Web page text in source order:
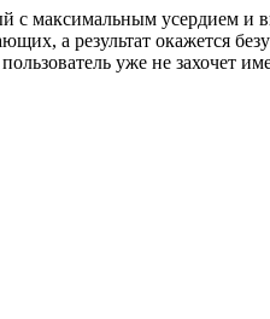
максимальным усердием и
а результат окажется
уже не захочет